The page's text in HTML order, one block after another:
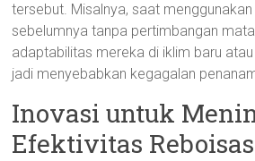
tersebut. Misalnya, saat
sebelumnya tanpa pertimbangan
adaptabilitas mereka di iklim baru
jadi menyebabkan kegagalan
Inovasi untuk
Efektivitas